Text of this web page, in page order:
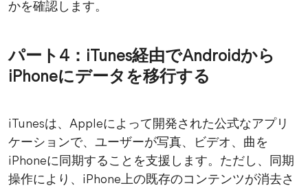
かを確認します。
パート4： iTunes経由でAndroidから
iPhoneにデータを移行する
iTunesは、Appleによって開発された公式なアプリ
ケーションで、ユーザーが写真、ビデオ、曲を
iPhoneに同期することを支援します。ただし、同期
操作により、iPhone上の既存のコンテンツが消去さ